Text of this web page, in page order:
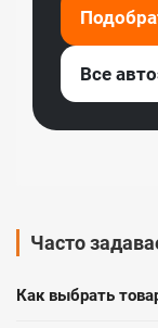
Все
Часто
Как выбрать